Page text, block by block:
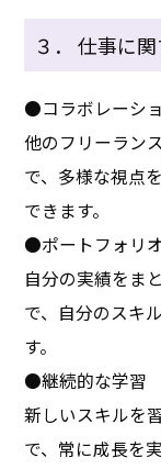
３． 仕事に
●コラボレーシ
他のフリーラン
で、多様な視点
できます。
●ポートフォリ
自分の実績をま
で、自分のスキ
す。
●継続的な学習
新しいスキルを
で、常に成長を